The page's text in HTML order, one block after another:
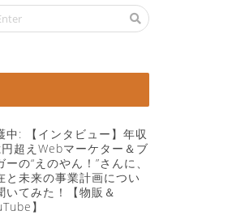
中: 【インタビュー】年収
超えWebマーケター＆ブ
ーの“えのやん！”さんに、
と未来の事業計画につい
いてみた！【物販＆
】